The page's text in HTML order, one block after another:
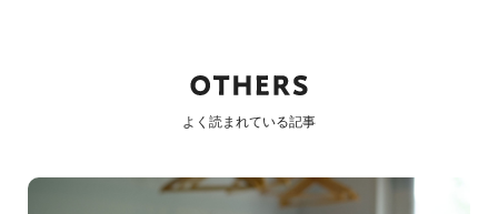
よく読まれている記事